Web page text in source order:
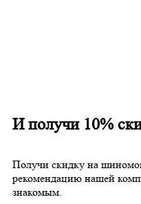
И получи 10%
Получи скидку на
рекомендацию нашей
знакомым.